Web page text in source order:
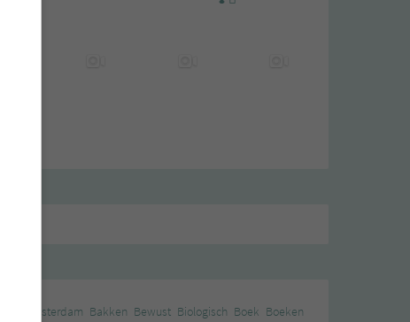
Amsterdam Bakken Bewust Biologisch Boek Boeken